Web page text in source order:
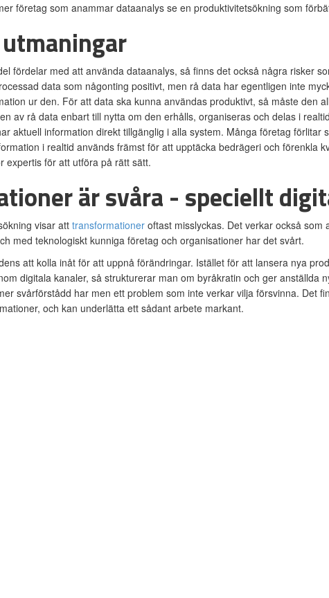
företag som anammar dataanalys se en produktivitetsökning som
fördelar med att använda dataanalys, så finns det också några risker
data som någonting positivt, men rå data har egentligen inte
ur den. För att data ska kunna användas produktivt, så måste den
av rå data enbart till nytta om den erhålls, organiseras och delas i
aktuell information direkt tillgänglig i alla system. Många företag förlitar
i realtid används främst för att upptäcka bedrägeri och förenkla
expertis för att utföra på rätt sätt.
är svåra - speciellt
visar att transformationer oftast misslyckas. Det verkar också som
med teknologiskt kunniga företag och organisationer har det svårt.
att kolla inåt för att uppnå förändringar. Istället för att lansera nya
digitala kanaler, så strukturerar man om byråkratin och ger anställda
svårförstådd har men ett problem som inte verkar vilja försvinna. Det
och kan underlätta ett sådant arbete markant.